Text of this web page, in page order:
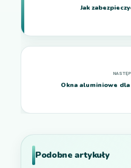
Jak
Okna aluminiowe
Podobne artykuły